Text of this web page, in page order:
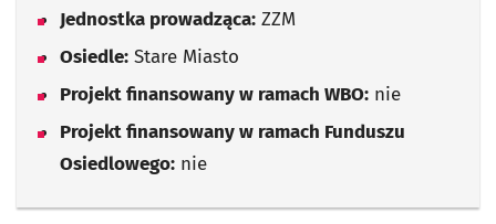
Jednostka prowadząca: ZZM
Osiedle: Stare Miasto
Projekt finansowany w ramach WBO: nie
Projekt finansowany w ramach Funduszu
Osiedlowego: nie